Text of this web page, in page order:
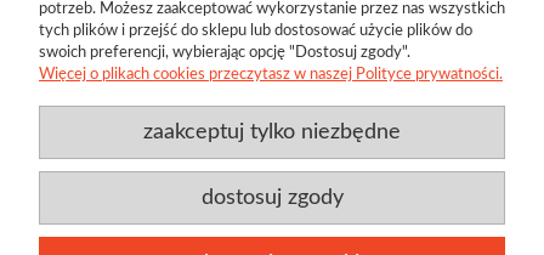
Polityka prywatności
Twój koszyk
potrzeb. Możesz zaakceptować wykorzystanie przez nas wszystkich
tych plików i przejść do sklepu lub dostosować użycie plików do
swoich preferencji, wybierając opcję "Dostosuj zgody".
Więcej o plikach cookies przeczytasz w naszej Polityce prywatności.
zaakceptuj tylko niezbędne
dostosuj zgody